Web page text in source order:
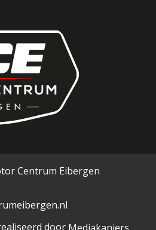
Centrum Eibergen
door